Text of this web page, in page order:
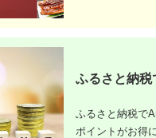
ふるさと納税、年収いく
で30万円寄付できる？お
すめ返礼品も紹介
ふるさと納税
ふるさと納税で
ポイントがお得